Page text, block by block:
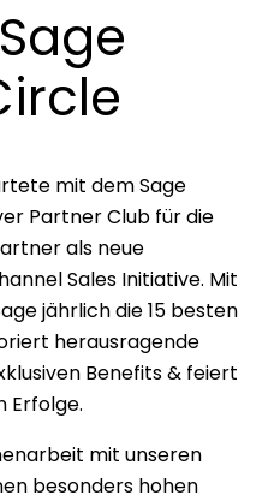
mit dem Sage
Partner Club für die
als neue
Sales Initiative. Mit
jährlich die 15 besten
herausragende
Benefits & feiert
Erfolge.
mit unseren
besonders hohen